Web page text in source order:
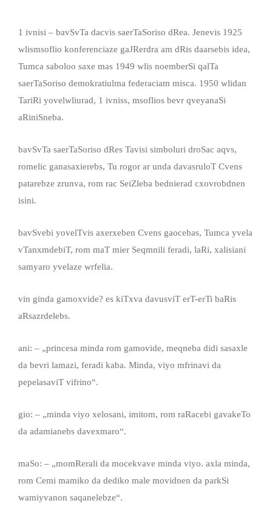
1 ivnisi – bavSvTa dacvis saerTaSoriso dRea. Jenevis 1925
wlismsoflio konferenciaze gaJRerdra am dRis daarsebis idea,
Tumca saboloo saxe mas 1949 wlis noemberSi qalTa
saerTaSoriso demokratiulma federaciam misca. 1950 wlidan
TariRi yovelwliurad, 1 ivniss, msoflios bevr qveyanaSi
aRiniSneba.
bavSvTa saerTaSoriso dRes Tavisi simboluri droSac aqvs,
romelic ganasaxierebs, Tu rogor ar unda davasruloT Cvens
patarebze zrunva, rom rac SeiZleba bednierad cxovrobdnen
isini.
bavSvebi yovelTvis axerxeben Cvens gaocebas, Tumca yvela
vTanxmdebiT, rom maT mier Seqmnili feradi, laRi, xalisiani
samyaro yvelaze wrfelia.
vin ginda gamoxvide? es kiTxva davusviT erT-erTi baRis
aRsazrdelebs.
ani: – „princesa minda rom gamovide, meqneba didi sasaxle
da bevri lamazi, feradi kaba. Minda, viyo mfrinavi da
pepelasaviT vifrino“.
gio: – „minda viyo xelosani, imitom, rom raRacebi gavakeTo
da adamianebs davexmaro“.
maSo: – „momRerali da mocekvave minda viyo. axla minda,
rom Cemi mamiko da dediko male movidnen da parkSi
wamiyvanon saqanelebze“.